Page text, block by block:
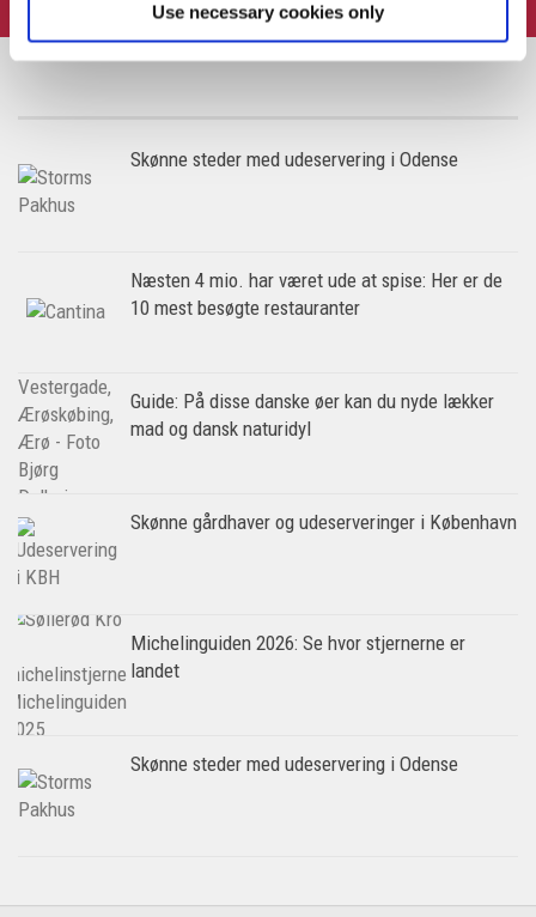
Use necessary cookies only
Skønne steder med udeservering i Odense
Næsten 4 mio. har været ude at spise: Her er de
10 mest besøgte restauranter
Guide: På disse danske øer kan du nyde lækker
mad og dansk naturidyl
Skønne gårdhaver og udeserveringer i København
Michelinguiden 2026: Se hvor stjernerne er
landet
Skønne steder med udeservering i Odense